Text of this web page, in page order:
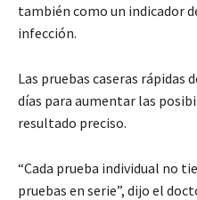
también como un indicador
infección.
Las pruebas caseras rápidas
días para aumentar las
resultado preciso.
“Cada prueba individual no
pruebas en serie”, dijo el